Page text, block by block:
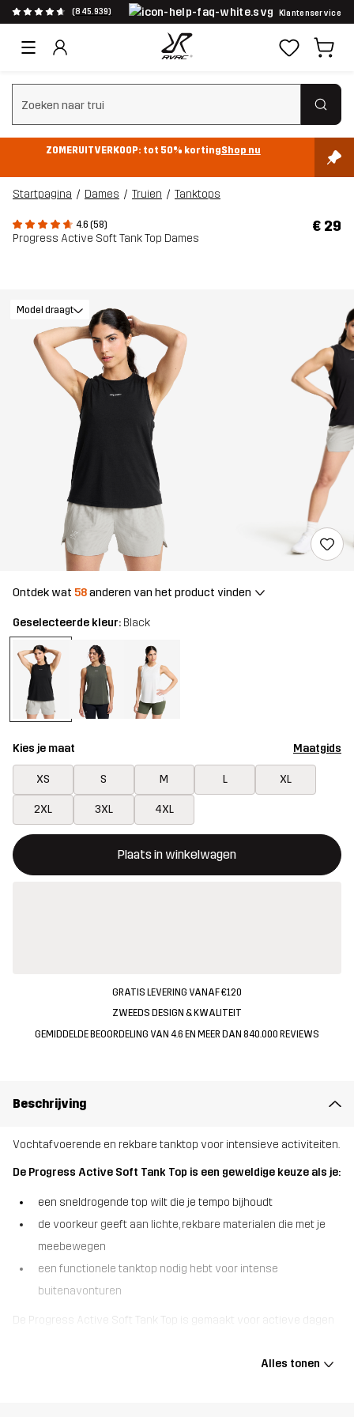
(845.939) Klantenservice
Zoeken wissen
ZOMERUITVERKOOP: tot 50% kortingShop nu
Startpagina Dames Truien Tanktops
4.6 (58)
Progress Active Soft Tank Top Dames
€ 29
Model draagt
Ontdek wat 58anderen van het product vinden
Geselecteerde kleur: Black
Kies je maat Maatgids
XS S M L XL
2XL 3XL 4XL
Plaats in winkelwagen
Deze knop opent een modal met de bevestiging van een
{{size}} niet beschikbaar
GRATIS LEVERING VANAF €120
ZWEEDS DESIGN & KWALITEIT
GEMIDDELDE BEOORDELING VAN 4.6 EN MEER DAN 840.000 REVIEWS
Beschrijving
Vochtafvoerende en rekbare tanktop voor intensieve activiteiten.
De Progress Active Soft Tank Top is een geweldige keuze als je:
een sneldrogende top wilt die je tempo bijhoudt
de voorkeur geeft aan lichte, rekbare materialen die met je
meebewegen
een functionele tanktop nodig hebt voor intense
buitenavonturen
De Progress Active Soft Tank Top is gemaakt voor actieve dagen
sneldrogende stof om je koel en comfortabel te houden. Het
Alles tonen